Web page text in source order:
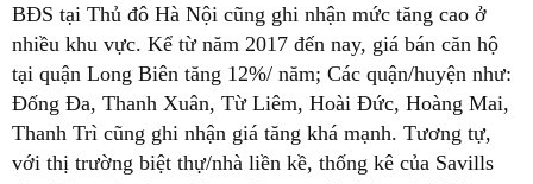
BĐS tại Thủ đô Hà Nội cũng ghi nhận mức tăng cao ở
nhiều khu vực. Kể từ năm 2017 đến nay, giá bán căn hộ
tại quận Long Biên tăng 12%/ năm; Các quận/huyện như:
Đống Đa, Thanh Xuân, Từ Liêm, Hoài Đức, Hoàng Mai,
Thanh Trì cũng ghi nhận giá tăng khá mạnh. Tương tự,
với thị trường biệt thự/nhà liền kề, thống kê của Savills